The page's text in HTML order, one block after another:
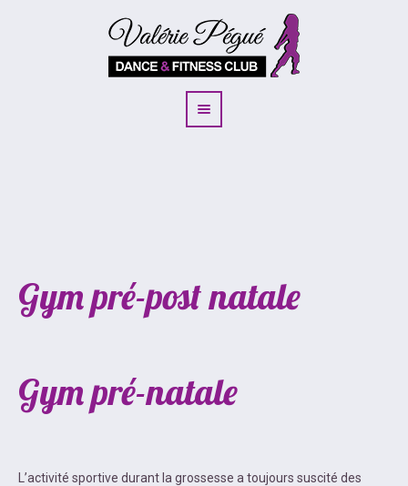
Gym pré-post natale
Gym pré-natale
L’activité sportive durant la grossesse a toujours suscité des